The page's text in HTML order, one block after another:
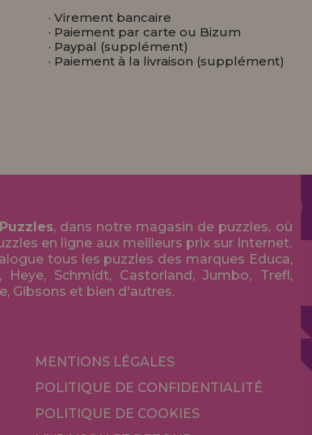
· Virement bancaire
· Paiement par carte ou Bizum
· Paypal (supplément)
· Paiement à la livraison (supplément)
, dans notre magasin de puzzles, où
en ligne aux meilleurs prix sur Internet.
tous les puzzles des marques Educa,
Heye, Schmidt, Castorland, Jumbo, Trefl,
Gibsons et bien d'autres.
MENTIONS LÉGALES
POLITIQUE DE CONFIDENTIALITÉ
POLITIQUE DE COOKIES